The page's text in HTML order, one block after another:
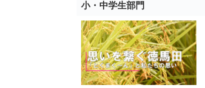
小・中学生部門